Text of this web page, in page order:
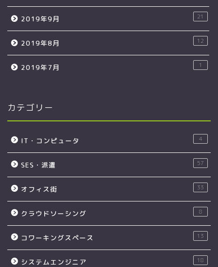
2019年9月 21
2019年8月 12
2019年7月 1
カテゴリー
IT・コンピュータ 4
SES・派遣 57
オフィス街 33
クラウドソーシング 8
コワーキングスペース 13
システムエンジニア 18